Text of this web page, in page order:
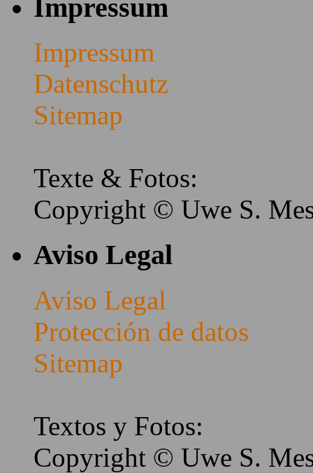
Impressum
Impressum
Datenschutz
Sitemap
Texte & Fotos:
Copyright © Uwe S.
Aviso Legal
Aviso Legal
Protección de datos
Sitemap
Textos y Fotos:
Copyright © Uwe S.